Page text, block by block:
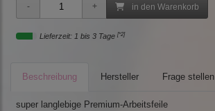
in den Warenkorb
Lieferzeit: 1 bis 3 Tage [*2]
Beschreibung Hersteller Frage stellen
super langlebige Premium-Arbeitsfeile